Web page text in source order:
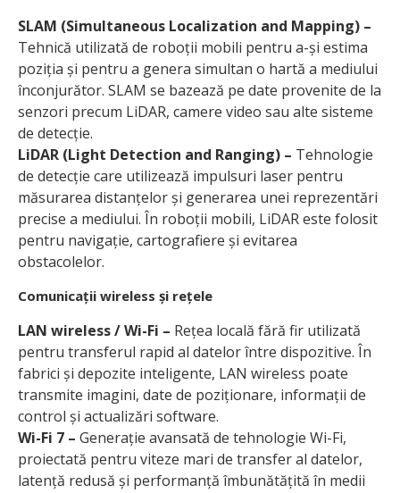
SLAM (Simultaneous Localization and Mapping) –
Tehnică utilizată de roboții mobili pentru a-și estima
poziția și pentru a genera simultan o hartă a mediului
înconjurător. SLAM se bazează pe date provenite de la
senzori precum LiDAR, camere video sau alte sisteme
de detecție.
LiDAR (Light Detection and Ranging) – Tehnologie
de detecție care utilizează impulsuri laser pentru
măsurarea distanțelor și generarea unei reprezentări
precise a mediului. În roboții mobili, LiDAR este folosit
pentru navigație, cartografiere și evitarea
obstacolelor.
Comunicații wireless și rețele
LAN wireless / Wi-Fi – Rețea locală fără fir utilizată
pentru transferul rapid al datelor între dispozitive. În
fabrici și depozite inteligente, LAN wireless poate
transmite imagini, date de poziționare, informații de
control și actualizări software.
Wi-Fi 7 – Generație avansată de tehnologie Wi-Fi,
proiectată pentru viteze mari de transfer al datelor,
latență redusă și performanță îmbunătățită în medii